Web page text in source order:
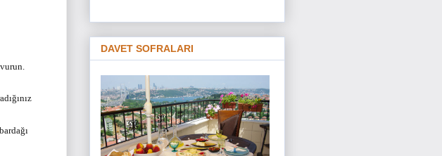
DAVET SOFRALARI